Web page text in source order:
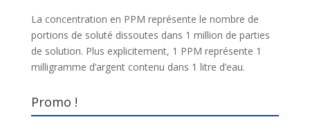
La concentration en PPM représente le nombre de
portions de soluté dissoutes dans 1 million de parties
de solution. Plus explicitement, 1 PPM représente 1
milligramme d’argent contenu dans 1 litre d’eau.
Promo !